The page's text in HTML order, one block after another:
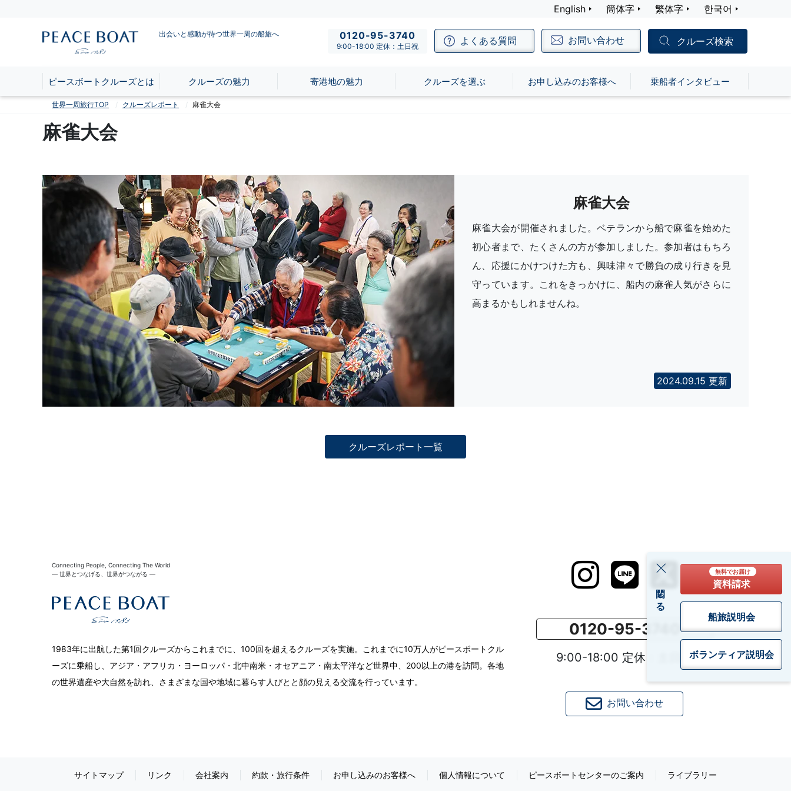
English 簡体字 繁体字 한국어
出会いと感動が待つ世界一周の船旅へ 0120-95-3740
9:00-18:00 定休：土日祝 よくある質問 お問い合わせ クルーズ検索
ピースボートクルーズとは クルーズの魅力 寄港地の魅力 クルーズを選ぶ お申し込みのお客様へ 乗船者インタビュー
閉じる
無料でお届け
資料請求
船旅説明会
ボランティア説明会
世界一周旅行TOP クルーズレポート 麻雀大会
麻雀大会
麻雀大会
麻雀大会が開催されました。ベテランから船で麻雀を始めた
初心者まで、たくさんの方が参加しました。参加者はもちろ
ん、応援にかけつけた方も、興味津々で勝負の成り行きを見
守っています。これをきっかけに、船内の麻雀人気がさらに
高まるかもしれませんね。
2024.09.15 更新
クルーズレポート一覧
0120-95-3740
9:00-18:00 定休：土日祝
お問い合わせ
Connecting People, Connecting The World
― 世界とつなげる、世界がつながる ―
1983年に出航した第1回クルーズからこれまでに、100回を超えるクルーズを実施。これまでに10万人がピースボートクル
ーズに乗船し、アジア・アフリカ・ヨーロッパ・北中南米・オセアニア・南太平洋など世界中、200以上の港を訪問。各地
の世界遺産や大自然を訪れ、さまざまな国や地域に暮らす人びとと顔の見える交流を行っています。
サイトマップ リンク 会社案内 約款・旅行条件 お申し込みのお客様へ 個人情報について ピースボートセンターのご案内 ライブラリー